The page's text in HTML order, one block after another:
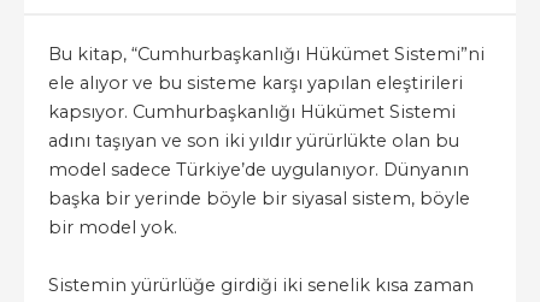
Bu kitap, “Cumhurbaşkanlığı Hükümet Sistemi”ni
ele alıyor ve bu sisteme karşı yapılan eleştirileri
kapsıyor. Cumhurbaşkanlığı Hükümet Sistemi
adını taşıyan ve son iki yıldır yürürlükte olan bu
model sadece Türkiye’de uygulanıyor. Dünyanın
başka bir yerinde böyle bir siyasal sistem, böyle
bir model yok.
Sistemin yürürlüğe girdiği iki senelik kısa zaman